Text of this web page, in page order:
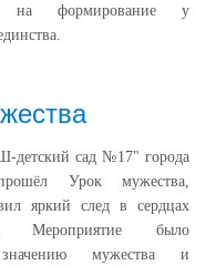
на формирование у
сад №17" города
Урок мужества,
яркий след в сердцах
Мероприятие было
мужества и